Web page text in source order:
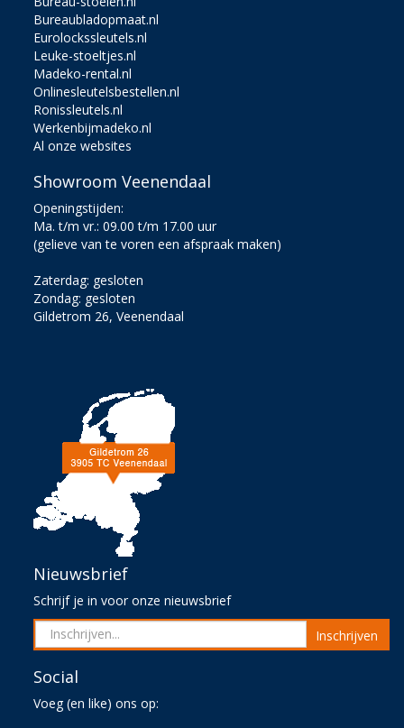
Bureaubladopmaat.nl
Eurolockssleutels.nl
Leuke-stoeltjes.nl
Madeko-rental.nl
Onlinesleutelsbestellen.nl
Ronissleutels.nl
Werkenbijmadeko.nl
Al onze websites
Showroom Veenendaal
Openingstijden:
Ma. t/m vr.: 09.00 t/m 17.00 uur
(gelieve van te voren een afspraak maken)
Zaterdag: gesloten
Zondag: gesloten
Gildetrom 26, Veenendaal
Nieuwsbrief
Schrijf je in voor onze nieuwsbrief
Inschrijven
Social
Voeg (en like) ons op: